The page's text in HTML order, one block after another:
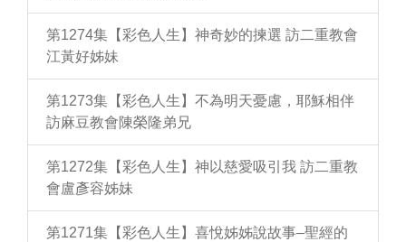
第1274集【彩色人生】神奇妙的揀選 訪二重教會
江黃好姊妹
第1273集【彩色人生】不為明天憂慮，耶穌相伴
訪麻豆教會陳榮隆弟兄
第1272集【彩色人生】神以慈愛吸引我 訪二重教
會盧彥容姊妹
第1271集【彩色人生】喜悅姊姊說故事–聖經的